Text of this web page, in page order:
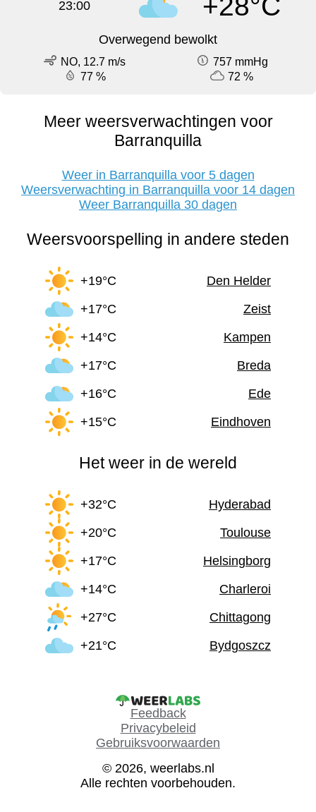
23:00
Overwegend bewolkt
NO, 12.7 m/s
757 mmHg
77 %
72 %
Meer weersverwachtingen voor
Barranquilla
Weer in Barranquilla voor 5 dagen
Weersverwachting in Barranquilla voor 14 dagen
Weer Barranquilla 30 dagen
Weersvoorspelling in andere steden
+19°C
Den Helder
+17°C
Zeist
+14°C
Kampen
+17°C
Breda
+16°C
Ede
+15°C
Eindhoven
Het weer in de wereld
+32°C
Hyderabad
+20°C
Toulouse
+17°C
Helsingborg
+14°C
Charleroi
+27°C
Chittagong
+21°C
Bydgoszcz
Feedback
Privacybeleid
Gebruiksvoorwaarden
© 2026, weerlabs.nl
Alle rechten voorbehouden.